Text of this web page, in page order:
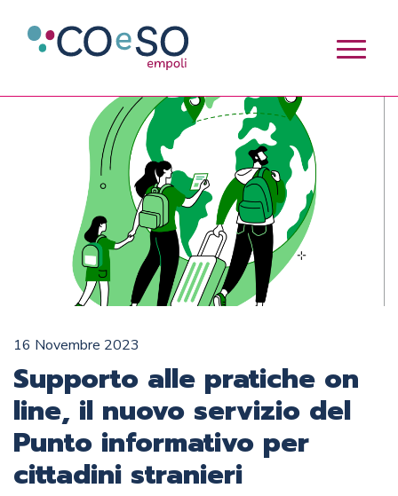
16 Novembre 2023
Supporto alle pratiche on
line, il nuovo servizio del
Punto informativo per
cittadini stranieri